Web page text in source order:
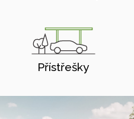
Přístřešky